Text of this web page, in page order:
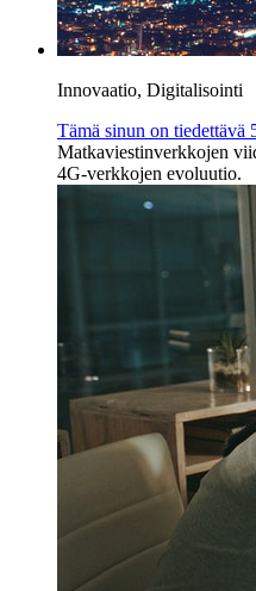
Innovaatio, Digitalisointi
Tämä sinun on tiedettävä
Matkaviestinverkkojen
4G-verkkojen evoluutio.